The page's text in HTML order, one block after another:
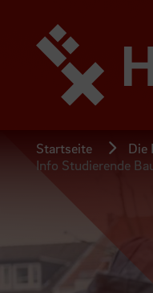
Seiteninhalt
springen
Startseite Die
Info Studierende